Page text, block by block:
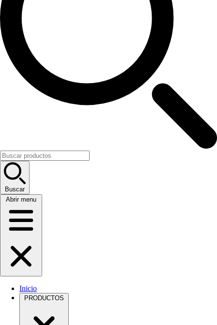
Buscar
Abrir menu
Inicio